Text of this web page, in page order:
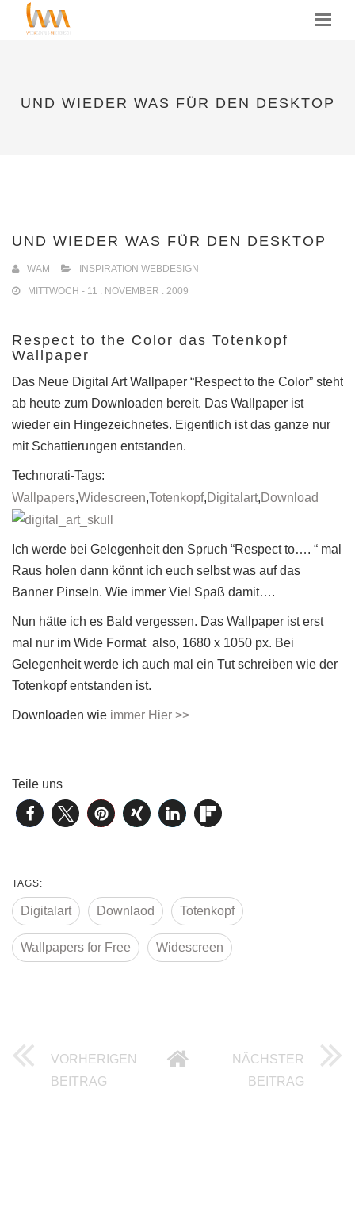
MENU
UND WIEDER WAS FÜR DEN DESKTOP
UND WIEDER WAS FÜR DEN DESKTOP
WAM
INSPIRATION WEBDESIGN
MITTWOCH - 11 . NOVEMBER . 2009
Respect to the Color das Totenkopf
Wallpaper
Das Neue Digital Art Wallpaper “Respect to the Color” steht
ab heute zum Downloaden bereit. Das Wallpaper ist
wieder ein Hingezeichnetes. Eigentlich ist das ganze nur
mit Schattierungen entstanden.
Technorati-Tags:
Wallpapers,Widescreen,Totenkopf, Digitalart, Download
Ich werde bei Gelegenheit den Spruch “Respect to…. “ mal
Raus holen dann könnt ich euch selbst was auf das
Banner Pinseln. Wie immer Viel Spaß damit….
Nun hätte ich es Bald vergessen. Das Wallpaper ist erst
mal nur im Wide Format also, 1680 x 1050 px. Bei
Gelegenheit werde ich auch mal ein Tut schreiben wie der
Totenkopf entstanden ist.
Downloaden wie immer Hier >>
Teile uns
TAGS:
Digitalart Downlaod Totenkopf
Wallpapers for Free Widescreen
VORHERIGEN
BEITRAG HIER ENTSTEHT EINE WEBSEITE MAL
NÄCHSTER
BEITRAG